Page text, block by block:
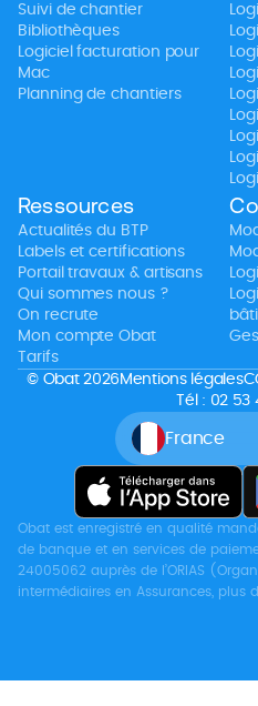
Suivi de chantier
Bibliothèques
Logiciel facturation pour
Mac
Planning de chantiers
Ressources
Actualités du BTP
Labels et certifications
Portail travaux & artisans
Qui sommes nous ?
On recrute
Mon compte Obat
Tarifs
France
© Obat 2026 Mentions légales
Tél : 02
Obat est enregistré en qualité
de banque et en services de
24005062 auprès de l’ORIAS
intermédiaires en Assurances, plus